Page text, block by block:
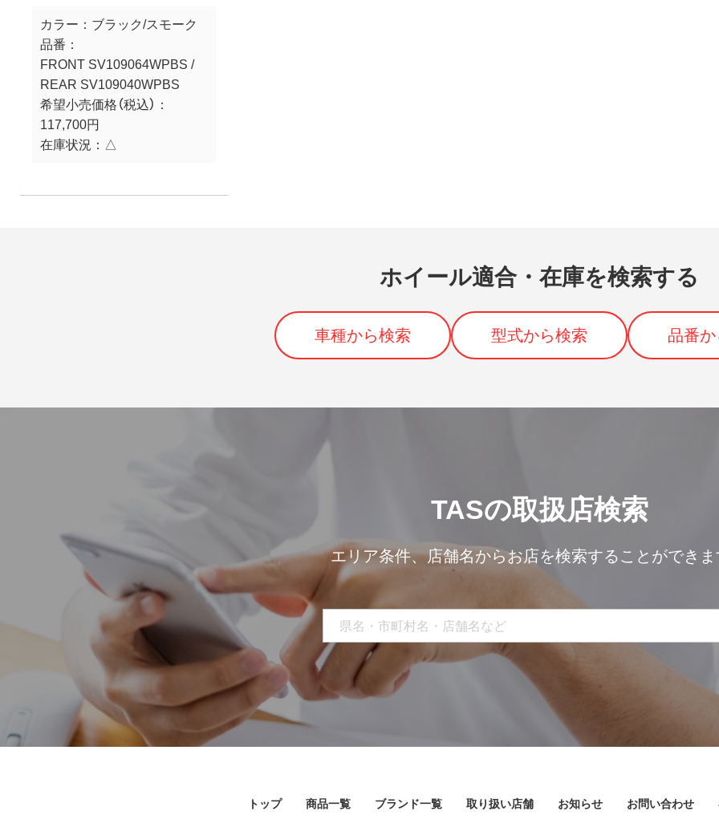
カラー： ブラック/スモーク
品番：
FRONT SV109064WPBS /
REAR SV109040WPBS
希望小売価格（税込）：
117,700円
在庫状況： △
ホイール適合・在庫を検索する
車種から検索 型式から検索 品番
TASの取扱店検索
エリア条件、店舗名からお店を検索することができ
トップ 商品一覧 ブランド一覧 取り扱い店舗 お知らせ お問い合わせ